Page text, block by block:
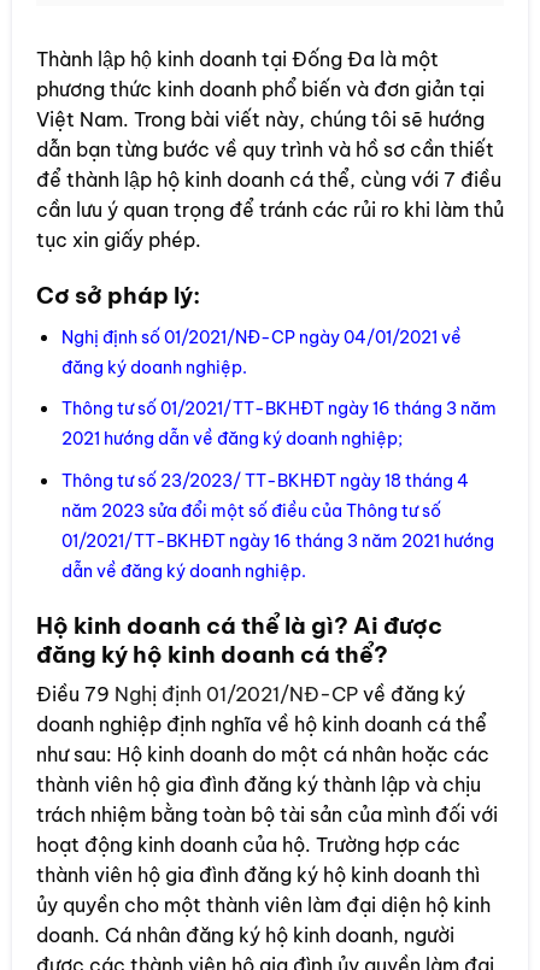
Thành lập hộ kinh doanh tại Đống Đa là một
phương thức kinh doanh phổ biến và đơn giản tại
Việt Nam. Trong bài viết này, chúng tôi sẽ hướng
dẫn bạn từng bước về quy trình và hồ sơ cần thiết
để thành lập hộ kinh doanh cá thể, cùng với 7 điều
cần lưu ý quan trọng để tránh các rủi ro khi làm thủ
tục xin giấy phép.
Cơ sở pháp lý:
Nghị định số 01/2021/NĐ-CP ngày 04/01/2021 về
đăng ký doanh nghiệp.
Thông tư số 01/2021/TT-BKHĐT ngày 16 tháng 3 năm
2021 hướng dẫn về đăng ký doanh nghiệp;
Thông tư số 23/2023/ TT-BKHĐT ngày 18 tháng 4
năm 2023 sửa đổi một số điều của Thông tư số
01/2021/TT-BKHĐT ngày 16 tháng 3 năm 2021 hướng
dẫn về đăng ký doanh nghiệp.
Hộ kinh doanh cá thể là gì? Ai được
đăng ký hộ kinh doanh cá thể?
Điều 79 Nghị định 01/2021/NĐ-CPvề đăng ký
doanh nghiệp định nghĩa về hộ kinh doanh cá thể
như sau: Hộ kinh doanh do một cá nhân hoặc các
thành viên hộ gia đình đăng ký thành lập và chịu
trách nhiệm bằng toàn bộ tài sản của mình đối với
hoạt động kinh doanh của hộ. Trường hợp các
thành viên hộ gia đình đăng ký hộ kinh doanh thì
ủy quyền cho một thành viên làm đại diện hộ kinh
doanh. Cá nhân đăng ký hộ kinh doanh, người